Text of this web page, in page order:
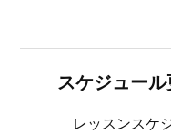
スケジュー
レッスンスケ